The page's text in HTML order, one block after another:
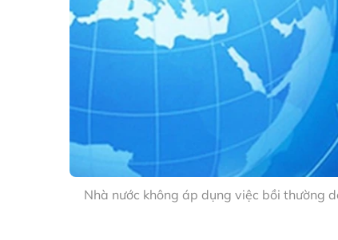
Nhà nước không áp dụng việc bồi thường